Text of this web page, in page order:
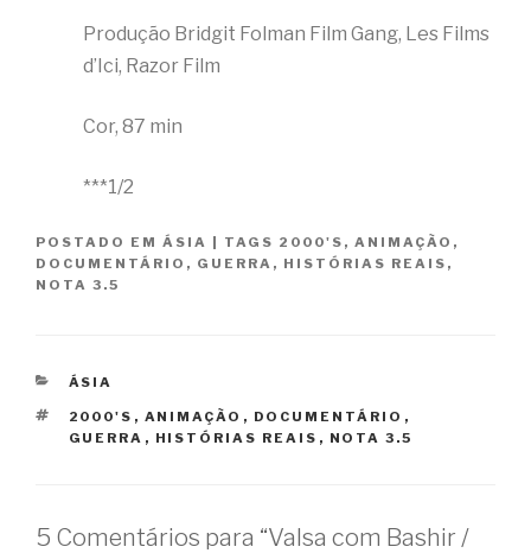
Produção Bridgit Folman Film Gang, Les Films
d’Ici, Razor Film
Cor, 87 min
***1/2
POSTADO EM ÁSIA TAGS 2000'S , ANIMAÇÃO ,
DOCUMENTÁRIO , GUERRA , HISTÓRIAS REAIS ,
NOTA 3.5
CATEGORIAS
ÁSIA
TAGS
2000'S , ANIMAÇÃO , DOCUMENTÁRIO ,
GUERRA , HISTÓRIAS REAIS , NOTA 3.5
5 Comentários para “Valsa com Bashir /